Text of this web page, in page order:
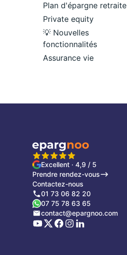
Plan d'épargne retraite
Private equity
💡 Nouvelles
fonctionnalités
Assurance vie
Excellent · 4,9 / 5
Prendre rendez-vous
Contactez-nous
01 73 06 82 20
07 75 78 63 65
contact@epargnoo.com